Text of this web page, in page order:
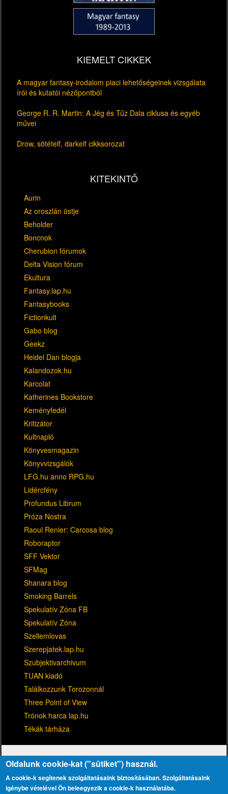
KIEMELT CIKKEK
A magyar fantasy-irodalom piaci lehetőségeinek vizsgálata
írói és kutatói nézőpontból
George R. R. Martin: A Jég és Tűz Dala ciklusa és egyéb
művei
Drow, sötételf, darkelf cikksorozat
KITEKINTŐ
Aurin
Az oroszlán üstje
Beholder
Boncnok
Cherubion fórumok
Delta Vision fórum
Ekultura
Fantasy.lap.hu
Fantasybooks
Fictionkult
Gabo blog
Geekz
Heidel Dan blogja
Kalandozok.hu
Karcolat
Katherines Bookstore
Keményfedél
Kritizátor
Kultnapló
Könyvesmagazin
Könyvvizsgálók
LFG.hu anno RPG.hu
Lidércfény
Profundus Librum
Próza Nostra
Raoul Renier: Carcosa blog
Roboraptor
SFF Vektor
SFMag
Shanara blog
Smoking Barrels
Spekulatív Zóna FB
Spekulatív Zóna
Szellemlovas
Szerepjatek.lap.hu
Szubjektivarchivum
TUAN kiadó
Találkozzunk Torozonnál
Three Point of View
Trónok harca lap.hu
Tékák tárháza
Oldalunk cookie-kat ("sütiket") használ.
A cookie-k segítenek szolgáltatásaink biztosításában. Szolgáltatásaink
igénybe vételével Ön beleegyezik a cookie-k használatába.